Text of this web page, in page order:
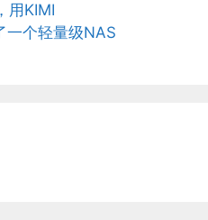
用KIMI
一个轻量级NAS